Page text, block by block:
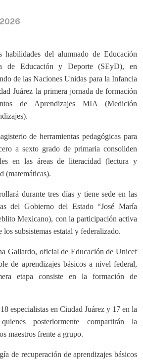
del alumnado de Educación
de Educación y Deporte (SEyD), en
de las Naciones Unidas para la Infancia
Juárez la primera jornada de formación
de Aprendizajes MIA (Medición
de herramientas pedagógicas para
a sexto grado de primaria consoliden
en las áreas de literacidad (lectura y
(matemáticas).
durante tres días y tiene sede en las
del Gobierno del Estado “José María
Mexicano), con la participación activa
los subsistemas estatal y federalizado.
Gallardo, oficial de Educación de Unicef
de aprendizajes básicos a nivel federal,
etapa consiste en la formación de
especialistas en Ciudad Juárez y 17 en la
posteriormente compartirán la
maestros frente a grupo.
de recuperación de aprendizajes básicos